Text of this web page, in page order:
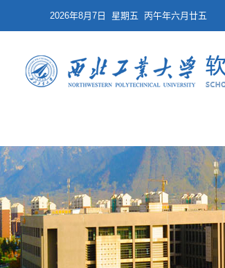
2026年8月7日 星期五 丙午年六月廿五